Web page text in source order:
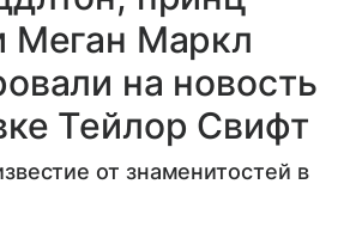
Меган Маркл
на новость
Тейлор Свифт
от знаменитостей в